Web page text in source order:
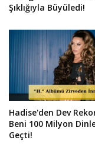
Şıklığıyla Büyüledi!
Hadise'den Dev
Beni 100 Milyon
Geçti!